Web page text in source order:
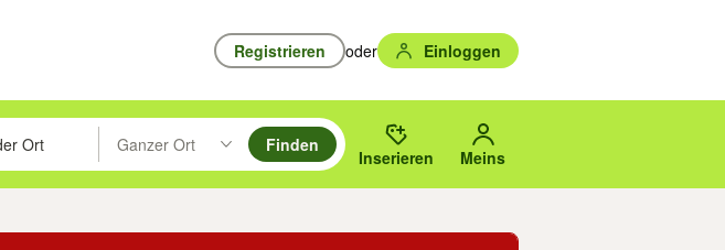
Registrieren oder Einloggen
Pfeiltasten nach oben/unten durchsuchen und mit Eingabetaste auswählen.
eingeben. Eingabetaste drücken um zu suchen, oder Vorschläge mit den Pfeiltasten nach oben/
Ganzer Ort
Suche im Umkreis des gewählten Orts oder PLZ.
Finden
Inserieren Meins